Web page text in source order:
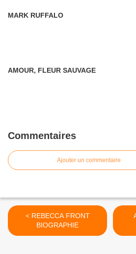
MARK RUFFALO
AMOUR, FLEUR SAUVAGE
Commentaires
Ajouter un commentaire
< REBECCA FRONT
BIOGRAPHIE